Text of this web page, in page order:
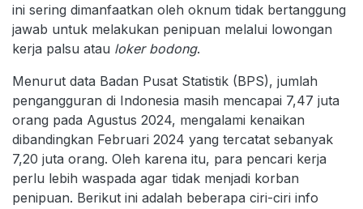
ini sering dimanfaatkan oleh oknum tidak bertanggung
jawab untuk melakukan penipuan melalui lowongan
kerja palsu atau loker bodong.
Menurut data Badan Pusat Statistik (BPS), jumlah
pengangguran di Indonesia masih mencapai 7,47 juta
orang pada Agustus 2024, mengalami kenaikan
dibandingkan Februari 2024 yang tercatat sebanyak
7,20 juta orang. Oleh karena itu, para pencari kerja
perlu lebih waspada agar tidak menjadi korban
penipuan. Berikut ini adalah beberapa ciri-ciri info